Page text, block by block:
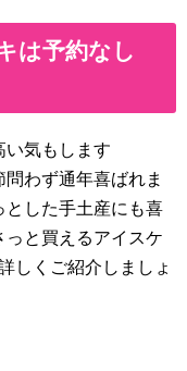
は予約なし
い気もします
わず通年喜ばれま
とした手土産にも喜
と買えるアイスケ
しくご紹介しましょ